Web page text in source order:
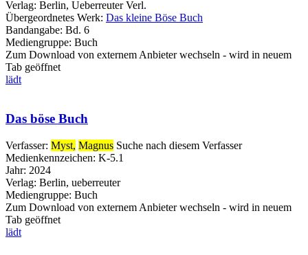
Verlag: Berlin, Ueberreuter Verl.
Übergeordnetes Werk: Das kleine Böse Buch
Bandangabe: Bd. 6
Mediengruppe: Buch
Zum Download von externem Anbieter wechseln - wird in neuem
Tab geöffnet
lädt
Das böse Buch
Verfasser: Myst, Magnus Suche nach diesem Verfasser
Medienkennzeichen: K-5.1
Jahr: 2024
Verlag: Berlin, ueberreuter
Mediengruppe: Buch
Zum Download von externem Anbieter wechseln - wird in neuem
Tab geöffnet
lädt